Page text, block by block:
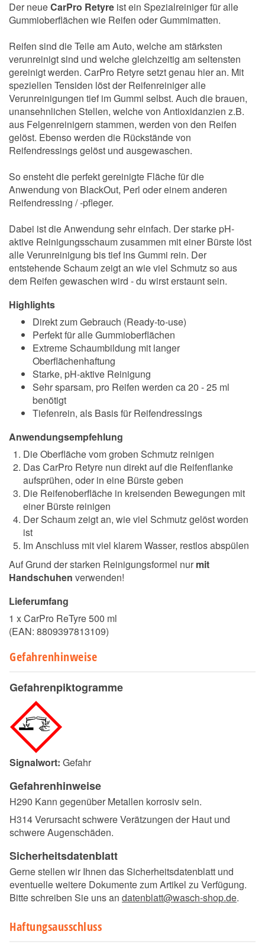
Der neueCarPro Retyre ist ein Spezialreiniger für alle
Gummioberflächen wie Reifen oder Gummimatten.
Reifen sind die Teile am Auto, welche am stärksten
verunreinigt sind und welche gleichzeitig am seltensten
gereinigt werden. CarPro Retyre setzt genau hier an. Mit
speziellen Tensiden löst der Reifenreiniger alle
Verunreinigungen tief im Gummi selbst. Auch die brauen,
unansehnlichen Stellen, welche von Antioxidanzien z.B.
aus Felgenreinigern stammen, werden von den Reifen
gelöst. Ebenso werden die Rückstände von
Reifendressings gelöst und ausgewaschen.
So ensteht die perfekt gereinigte Fläche für die
Anwendung von BlackOut, Perl oder einem anderen
Reifendressing / -pfleger.
Dabei ist die Anwendung sehr einfach. Der starke pH-
aktive Reinigungsschaum zusammen mit einer Bürste löst
alle Verunreinigung bis tief ins Gummi rein. Der
entstehende Schaum zeigt an wie viel Schmutz so aus
dem Reifen gewaschen wird - du wirst erstaunt sein.
Highlights
Direkt zum Gebrauch (Ready-to-use)
Perfekt für alle Gummioberflächen
Extreme Schaumbildung mit langer
Oberflächenhaftung
Starke, pH-aktive Reinigung
Sehr sparsam, pro Reifen werden ca 20 - 25 ml
benötigt
Tiefenrein, als Basis für Reifendressings
Anwendungsempfehlung
Die Oberfläche vom groben Schmutz reinigen
Das CarPro Retyre nun direkt auf die Reifenflanke
aufsprühen, oder in eine Bürste geben
Die Reifenoberfläche in kreisenden Bewegungen mit
einer Bürste reinigen
Der Schaum zeigt an, wie viel Schmutz gelöst worden
ist
Im Anschluss mit viel klarem Wasser, restlos abspülen
Auf Grund der starken Reinigungsformel nur mit
Handschuhen verwenden!
Lieferumfang
1 x CarPro ReTyre 500 ml
(EAN: 8809397813109)
Gefahrenhinweise
Gefahrenpiktogramme
Signalwort: Gefahr
Gefahrenhinweise
H290 Kann gegenüber Metallen korrosiv sein.
H314 Verursacht schwere Verätzungen der Haut und
schwere Augenschäden.
Sicherheitsdatenblatt
Gerne stellen wir Ihnen das Sicherheitsdatenblatt und
eventuelle weitere Dokumente zum Artikel zu Verfügung.
Bitte schreiben Sie uns an datenblatt@wasch-shop.de.
Haftungsausschluss